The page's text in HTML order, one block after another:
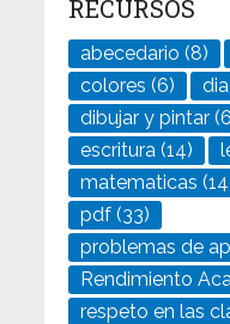
RECURSOS
abecedario (8)
colores (6)
dibujar y pintar
escritura (14)
matematicas
pdf (33)
problemas de
Rendimiento
respeto en las